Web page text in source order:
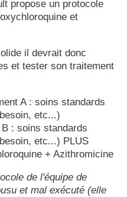
propose un protocole
et
il devrait donc
et tester son traitement
A : soins standards
etc...)
: soins standards
etc...) PLUS
+ Azithromicine
de l'équipe de
et mal exécuté (elle